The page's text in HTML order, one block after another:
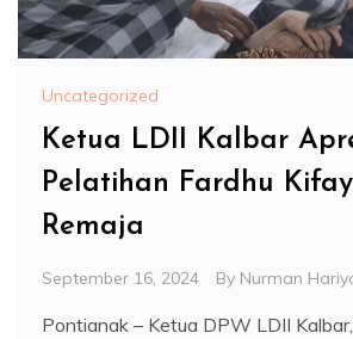
Uncategorized
Ketua LDII Kalbar
Pelatihan Fardhu
Remaja
September 16, 2024 By Nurman
Pontianak – Ketua DPW LDII